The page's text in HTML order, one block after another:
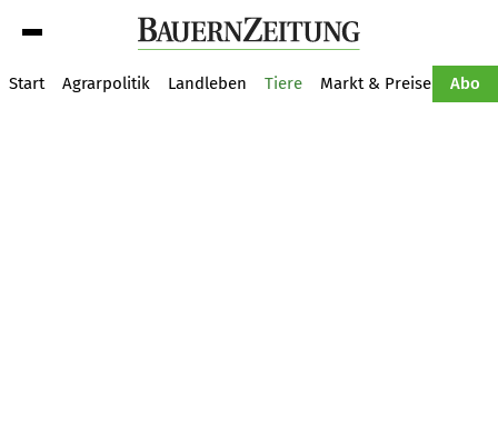
Start Agrarpolitik Landleben Tiere Markt & Preise Abo